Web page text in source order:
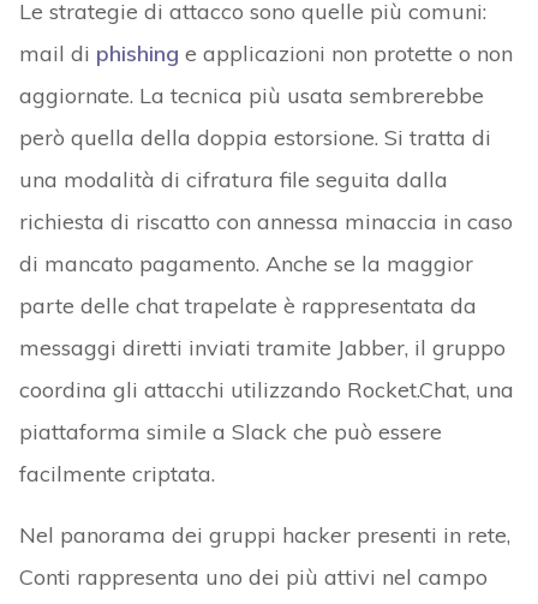
Le strategie di attacco sono quelle più comuni:
mail di phishing e applicazioni non protette o non
aggiornate. La tecnica più usata sembrerebbe
però quella della doppia estorsione. Si tratta di
una modalità di cifratura file seguita dalla
richiesta di riscatto con annessa minaccia in caso
di mancato pagamento. Anche se la maggior
parte delle chat trapelate è rappresentata da
messaggi diretti inviati tramite Jabber, il gruppo
coordina gli attacchi utilizzando Rocket.Chat, una
piattaforma simile a Slack che può essere
facilmente criptata.
Nel panorama dei gruppi hacker presenti in rete,
Conti rappresenta uno dei più attivi nel campo